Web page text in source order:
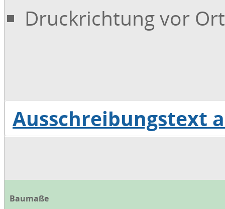
Druckrichtung vor
Ausschreibungstext
Download Ausschreibungstext
Baumaße